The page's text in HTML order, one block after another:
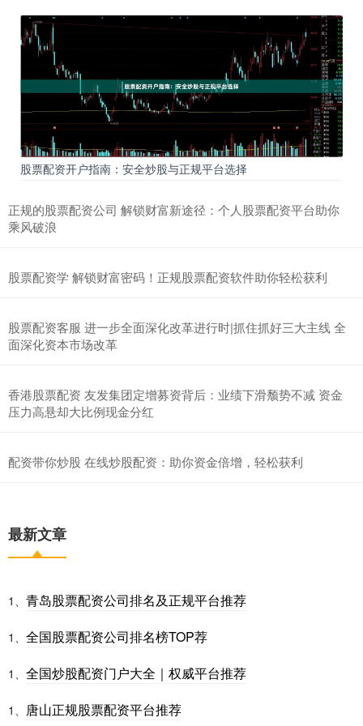
股票配资开户指南：安全炒股与正规平台选择
正规的股票配资公司 解锁财富新途径：个人股票配资平台助你
乘风破浪
股票配资学 解锁财富密码！正规股票配资软件助你轻松获利
股票配资客服 进一步全面深化改革进行时|抓住抓好三大主线 全
面深化资本市场改革
香港股票配资 友发集团定增募资背后：业绩下滑颓势不减 资金
压力高悬却大比例现金分红
配资带你炒股 在线炒股配资：助你资金倍增，轻松获利
最新文章
1、 青岛股票配资公司排名及正规平台推荐
1、 全国股票配资公司排名榜TOP荐
1、 全国炒股配资门户大全｜权威平台推荐
1、 唐山正规股票配资平台推荐